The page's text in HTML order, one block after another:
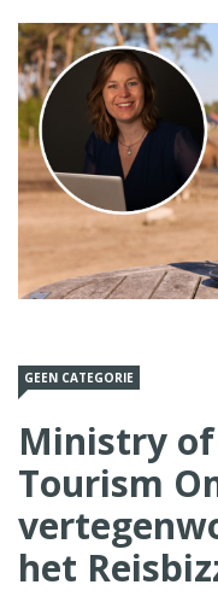
GEEN CATEGORIE
Ministry
Tourism
het